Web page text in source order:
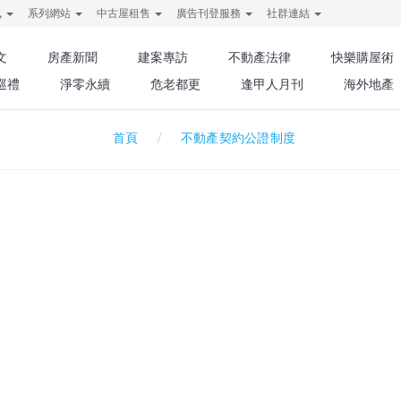
系列網站 中古屋租售 廣告刊登服務 社群連結
房產新聞 建案專訪 不動產法律 快樂購屋術
禮
淨零永續 危老都更 逢甲人月刊 海外地產
首頁 不動產契約公證制度